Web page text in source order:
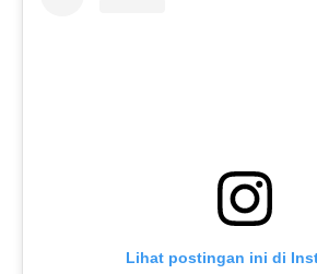
Lihat postingan ini di